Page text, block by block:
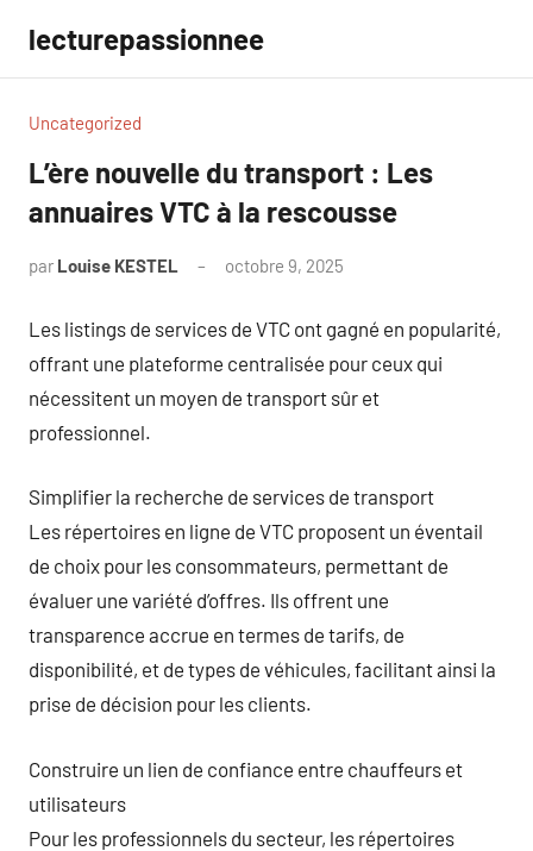
contenu
lecturepassionnee
Uncategorized
L’ère nouvelle du transport : Les
annuaires VTC à la rescousse
par Louise KESTEL octobre 9, 2025
Les listings de services de VTC ont gagné en popularité,
offrant une plateforme centralisée pour ceux qui
nécessitent un moyen de transport sûr et
professionnel.
Simplifier la recherche de services de transport
Les répertoires en ligne de VTC proposent un éventail
de choix pour les consommateurs, permettant de
évaluer une variété d’offres. Ils offrent une
transparence accrue en termes de tarifs, de
disponibilité, et de types de véhicules, facilitant ainsi la
prise de décision pour les clients.
Construire un lien de confiance entre chauffeurs et
utilisateurs
Pour les professionnels du secteur, les répertoires